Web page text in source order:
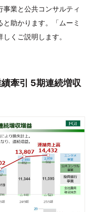
事業と公共コンサルティ
助かります。「ムーミ
くご説明します。
牽引 5期連続増収